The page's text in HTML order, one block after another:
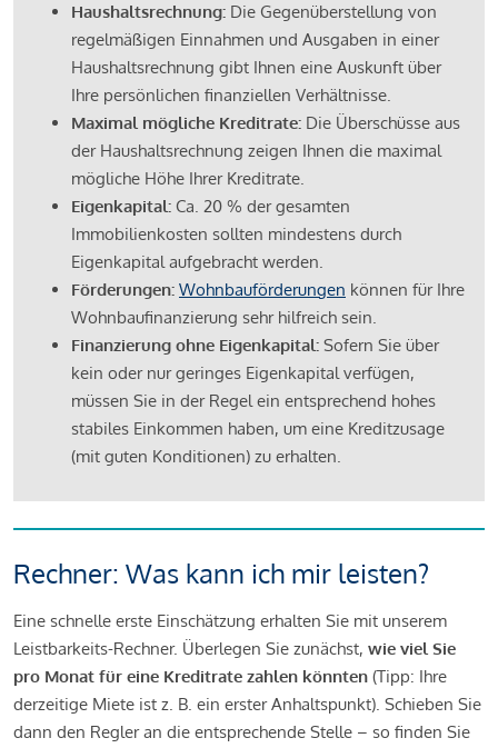
Haushaltsrechnung: Die Gegenüberstellung von
regelmäßigen Einnahmen und Ausgaben in einer
Haushaltsrechnung gibt Ihnen eine Auskunft über
Ihre persönlichen finanziellen Verhältnisse.
Maximal mögliche Kreditrate: Die Überschüsse aus
der Haushaltsrechnung zeigen Ihnen die maximal
mögliche Höhe Ihrer Kreditrate.
Eigenkapital: Ca. 20 % der gesamten
Immobilienkosten sollten mindestens durch
Eigenkapital aufgebracht werden.
Förderungen: Wohnbauförderungen können für Ihre
Wohnbaufinanzierung sehr hilfreich sein.
Finanzierung ohne Eigenkapital: Sofern Sie über
kein oder nur geringes Eigenkapital verfügen,
müssen Sie in der Regel ein entsprechend hohes
stabiles Einkommen haben, um eine Kreditzusage
(mit guten Konditionen) zu erhalten.
Rechner: Was kann ich mir leisten?
Eine schnelle erste Einschätzung erhalten Sie mit unserem
Leistbarkeits-Rechner. Überlegen Sie zunächst, wie viel Sie
pro Monat für eine Kreditrate zahlen könnten (Tipp: Ihre
derzeitige Miete ist z. B. ein erster Anhaltspunkt). Schieben Sie
dann den Regler an die entsprechende Stelle – so finden Sie